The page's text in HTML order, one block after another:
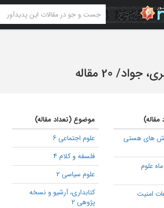
جواد/ 20 مقاله
های هستی
علوم
امنیت
موضوع (تعداد مقاله)
علوم اجتماعی 6
فلسفه و کلام 4
علوم سیاسی 2
كتابداری، آرشیو و نسخه
پژوهی 2